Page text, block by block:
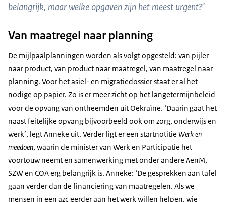
belangrijk, maar welke opgaven zijn het meest urgent?’
Van maatregel naar planning
De mijlpaalplanningen worden als volgt opgesteld: van pijler
naar product, van product naar maatregel, van maatregel naar
planning. Voor het asiel- en migratiedossier staat er al het
nodige op papier. Zo is er meer zicht op het langetermijnbeleid
voor de opvang van ontheemden uit Oekraïne. ‘Daarin gaat het
naast feitelijke opvang bijvoorbeeld ook om zorg, onderwijs en
werk’, legt Anneke uit. Verder ligt er een startnotitie Werk en
meedoen, waarin de minister van Werk en Participatie het
voortouw neemt en samenwerking met onder andere AenM,
SZW en COA erg belangrijk is. Anneke: ‘De gesprekken aan tafel
gaan verder dan de financiering van maatregelen. Als we
mensen in een azc eerder aan het werk willen helpen, wie